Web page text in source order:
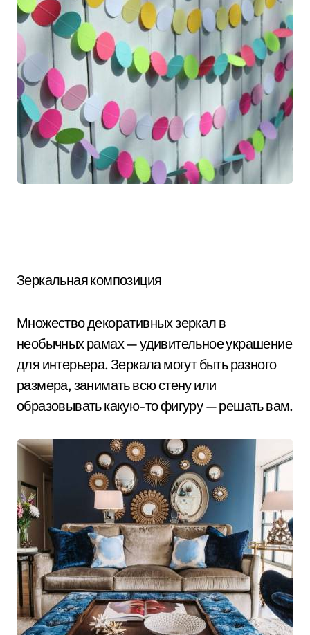
Зеркальная композиция
Множество декоративных зеркал в
необычных рамах — удивительное украшение
для интерьера. Зеркала могут быть разного
размера, занимать всю стену или
образовывать какую-то фигуру — решать вам.